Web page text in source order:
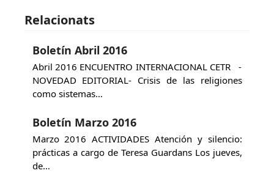
Relacionats
Boletín Abril 2016
Abril 2016 ENCUENTRO INTERNACIONAL CETR -
NOVEDAD EDITORIAL- Crisis de las religiones
como sistemas…
Boletín Marzo 2016
Marzo 2016 ACTIVIDADES Atención y silencio:
prácticas a cargo de Teresa Guardans Los jueves,
de…